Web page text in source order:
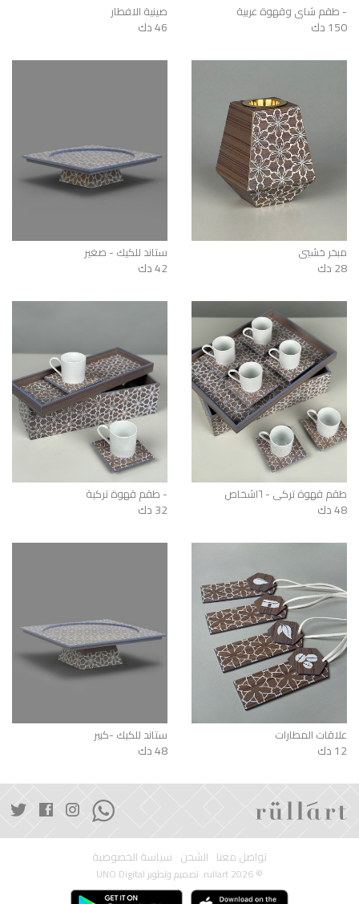
طقم شاي وقهوة عربية -
150 دك
صينية الافطار
46 دك
مبخر خشبي
28 دك
ستاند للكيك - صغير
42 دك
طقم قهوة تركي - ٦اشخاص
48 دك
طقم قهوة تركية -
32 دك
علاقات المطارات
12 دك
ستاند للكيك -كبير
48 دك
تواصل معنا الشحن سياسة الخصوصية
© 2026 rullart. تصميم وتطوير UNO Digital